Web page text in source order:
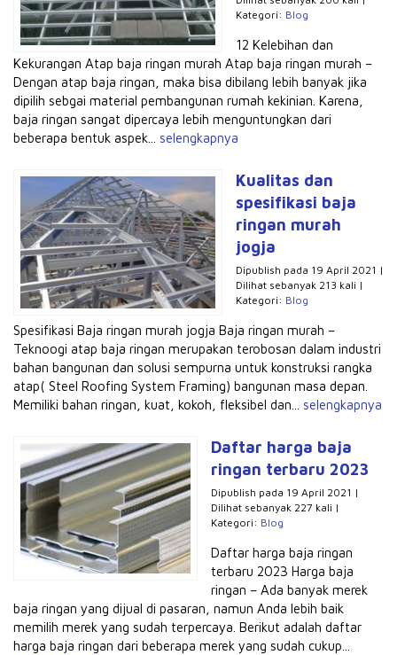
Kategori: Blog
12 Kelebihan dan
Kekurangan Atap baja ringan murah Atap baja ringan murah –
Dengan atap baja ringan, maka bisa dibilang lebih banyak jika
dipilih sebgai material pembangunan rumah kekinian. Karena,
baja ringan sangat dipercaya lebih menguntungkan dari
beberapa bentuk aspek... selengkapnya
Kualitas dan
spesifikasi baja
ringan murah
jogja
Dipublish pada 19 April 2021 |
Dilihat sebanyak 213 kali |
Kategori: Blog
Spesifikasi Baja ringan murah jogja Baja ringan murah –
Teknoogi atap baja ringan merupakan terobosan dalam industri
bahan bangunan dan solusi sempurna untuk konstruksi rangka
atap( Steel Roofing System Framing) bangunan masa depan.
Memiliki bahan ringan, kuat, kokoh, fleksibel dan... selengkapnya
Daftar harga baja
ringan terbaru 2023
Dipublish pada 19 April 2021 |
Dilihat sebanyak 227 kali |
Kategori: Blog
Daftar harga baja ringan
terbaru 2023 Harga baja
ringan – Ada banyak merek
baja ringan yang dijual di pasaran, namun Anda lebih baik
memilih merek yang sudah terpercaya. Berikut adalah daftar
harga baja ringan dari beberapa merek yang sudah cukup...